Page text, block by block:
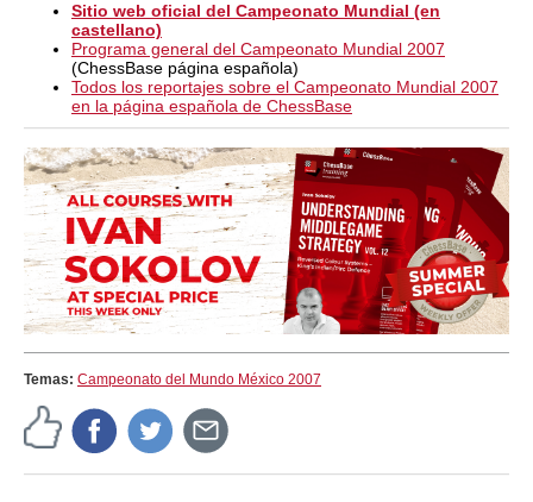
Sitio web oficial del Campeonato Mundial (en
castellano)
Programa general del Campeonato Mundial 2007
(ChessBase página española)
Todos los reportajes sobre el Campeonato Mundial 2007
en la página española de ChessBase
Temas: Campeonato del Mundo México 2007